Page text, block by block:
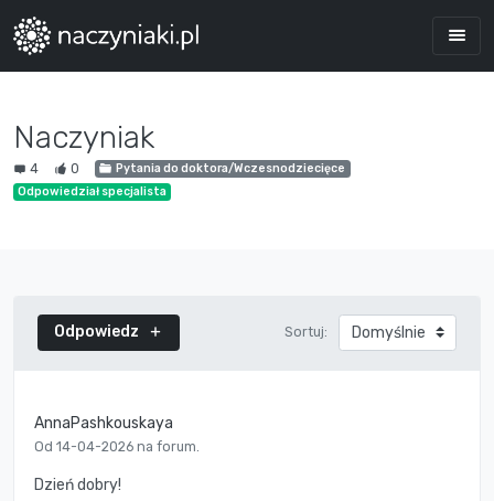
Naczyniak
4 0
Pytania do doktora/Wczesnodziecięce
Odpowiedział specjalista
Odpowiedz Sortuj:
AnnaPashkouskaya
Od 14-04-2026 na forum.
Dzień dobry!